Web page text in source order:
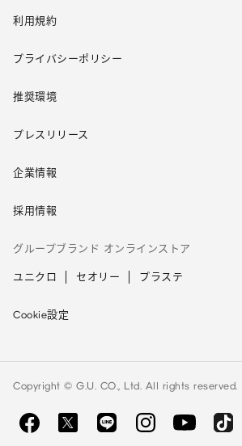
利用規約
プライバシーポリシー
推奨環境
プレスリリース
企業情報
採用情報
グループブランド オンラインストア
ユニクロ セオリー プラステ
Cookie設定
Copyright © G.U. CO., Ltd. All rights reserved.